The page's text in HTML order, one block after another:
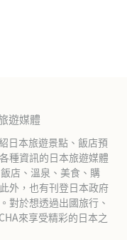
遊媒體
日本旅遊景點、飯店預
種資訊的日本旅遊媒體
店、溫泉、美食、購
外，也有刊登日本政府
對於想透過出國旅行、
來享受精彩的日本之